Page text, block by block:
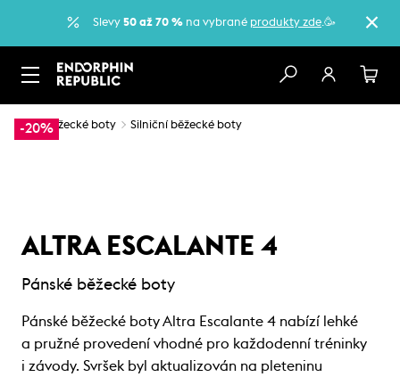
Slevy 50 až 70 % na vybrané produkty zde.🥳
-20%
… Běžecké boty Silniční běžecké boty
ALTRA ESCALANTE 4
Pánské běžecké boty
Pánské běžecké boty Altra Escalante 4 nabízí lehké
a pružné provedení vhodné pro každodenní tréninky
i závody. Svršek byl aktualizován na pleteninu